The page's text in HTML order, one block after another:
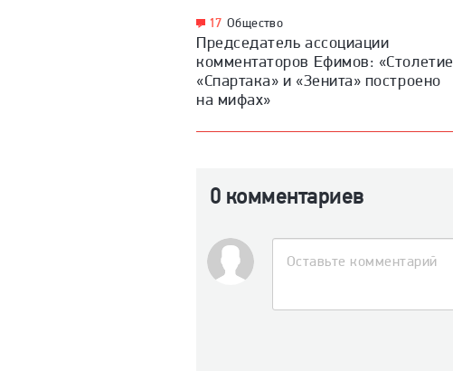
17 Общество
Председатель ассоциации
комментаторов Ефимов: «Столетие
«Спартака» и «Зенита» построено
на мифах»
0 комментариев